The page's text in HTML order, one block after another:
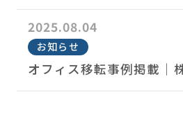
2025.08.04
お知らせ
オフィス移転事例掲載｜